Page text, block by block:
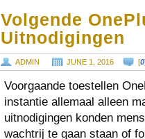
Volgende
Uitnodigingen
ADMIN JUNE 1, 2016 [0
Voorgaande toestellen
instantie allemaal alleen
uitnodigingen konden
wachtrij te gaan staan of